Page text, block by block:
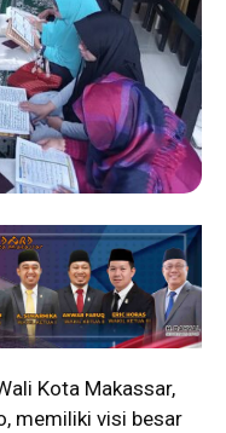
Kota Makassar,
memiliki visi besar